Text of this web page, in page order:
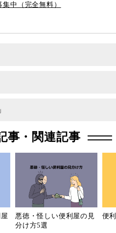
中（完全無料）
新潟県
愛知県
大阪府
鳥取県
お墓参り・掃除
事・関連記事
悪徳・怪しい便利屋の見
分け方5選
便